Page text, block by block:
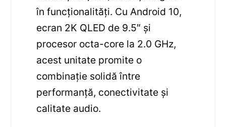
în funcționalități. Cu Android 10,
ecran 2K QLED de 9.5″ și
procesor octa-core la 2.0 GHz,
acest unitate promite o
combinație solidă între
performanță, conectivitate și
calitate audio.